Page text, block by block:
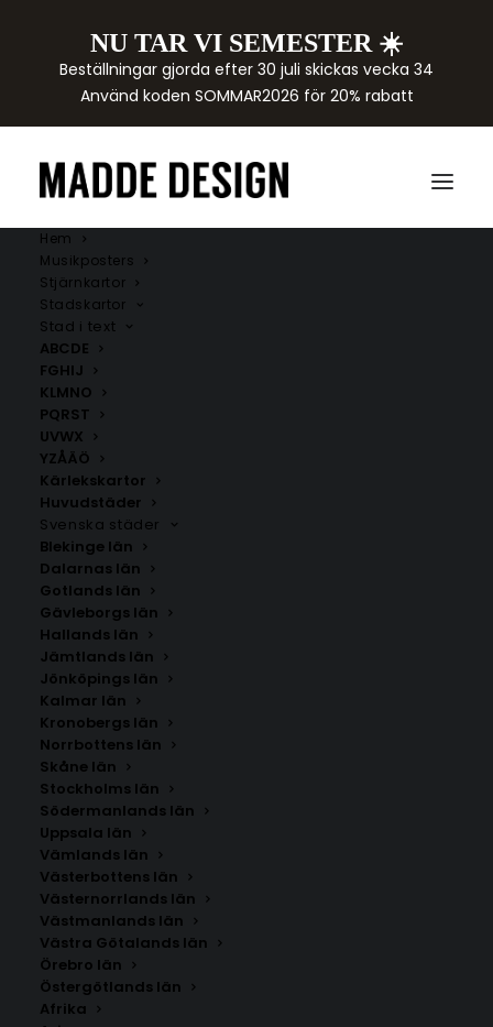
NU TAR VI SEMESTER ☀️
Beställningar gjorda efter 30 juli skickas vecka 34
Använd koden SOMMAR2026 för 20% rabatt
Hem
Musikposters
Stjärnkartor
Stadskartor
Stad i text
ABCDE
FGHIJ
KLMNO
PQRST
UVWX
YZÅÄÖ
Kärlekskartor
Huvudstäder
Svenska städer
Blekinge län
Dalarnas län
Gotlands län
Gävleborgs län
Hallands län
Jämtlands län
Jönköpings län
Kalmar län
Kronobergs län
Norrbottens län
Skåne län
Stockholms län
Södermanlands län
Uppsala län
Vämlands län
Västerbottens län
Västernorrlands län
Västmanlands län
Västra Götalands län
Örebro län
Östergötlands län
Afrika
Digernäs
Storlek
350.00kr